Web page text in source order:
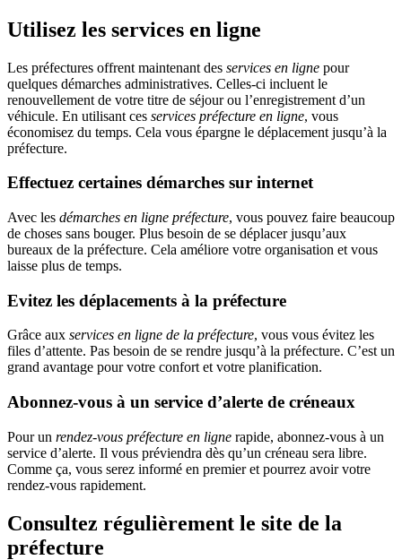
Utilisez les services en ligne
Les préfectures offrent maintenant des services en ligne pour
quelques démarches administratives. Celles-ci incluent le
renouvellement de votre titre de séjour ou l’enregistrement d’un
véhicule. En utilisant ces services préfecture en ligne, vous
économisez du temps. Cela vous épargne le déplacement jusqu’à la
préfecture.
Effectuez certaines démarches sur internet
Avec les démarches en ligne préfecture, vous pouvez faire beaucoup
de choses sans bouger. Plus besoin de se déplacer jusqu’aux
bureaux de la préfecture. Cela améliore votre organisation et vous
laisse plus de temps.
Evitez les déplacements à la préfecture
Grâce aux services en ligne de la préfecture, vous vous évitez les
files d’attente. Pas besoin de se rendre jusqu’à la préfecture. C’est un
grand avantage pour votre confort et votre planification.
Abonnez-vous à un service d’alerte de créneaux
Pour un rendez-vous préfecture en ligne rapide, abonnez-vous à un
service d’alerte. Il vous préviendra dès qu’un créneau sera libre.
Comme ça, vous serez informé en premier et pourrez avoir votre
rendez-vous rapidement.
Consultez régulièrement le site de la
préfecture